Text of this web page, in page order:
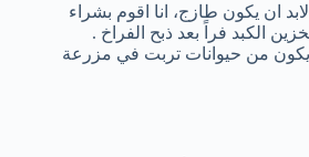
ان يكون طازج، انا اقوم بشراء
الكبد فراً بعد ذبح الفراخ .
يكون من حيوانات تربت في مزرعة